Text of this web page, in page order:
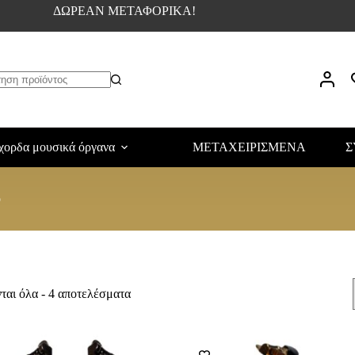
ΔΩΡΕΑΝ ΜΕΤΑΦΟΡΙΚΑ!
μουσικά όργανα ΜΕΤΑΧΕΙΡΙΣΜΕΝΑ
όλα - 4 αποτελέσματα